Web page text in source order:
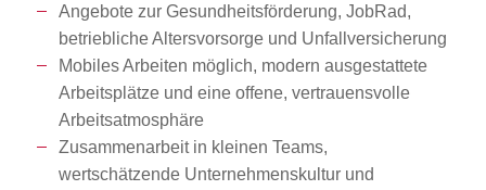
Angebote zur Gesundheitsförderung, JobRad,
betriebliche Altersvorsorge und Unfallversicherung
Mobiles Arbeiten möglich, modern ausgestattete
Arbeitsplätze und eine offene, vertrauensvolle
Arbeitsatmosphäre
Zusammenarbeit in kleinen Teams,
wertschätzende Unternehmenskultur und